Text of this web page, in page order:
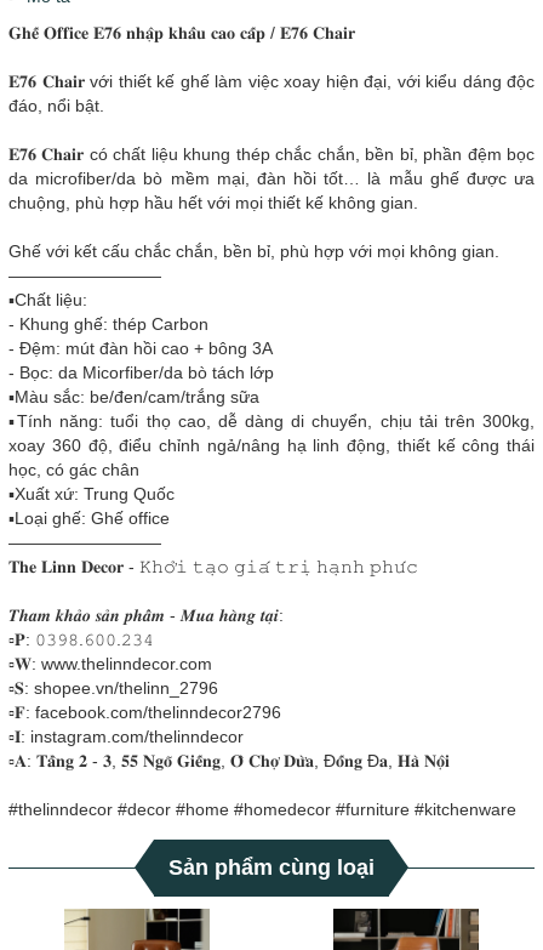
𝐆𝐡𝐞̂́ 𝐎𝐟𝐟𝐢𝐜𝐞 𝐄𝟕𝟔 𝐧𝐡𝐚̣̂𝐩 𝐤𝐡𝐚̂̉𝐮 𝐜𝐚𝐨 𝐜𝐚̂́𝐩 / 𝐄𝟕𝟔 𝐂𝐡𝐚𝐢𝐫
𝐄𝟕𝟔 𝐂𝐡𝐚𝐢𝐫 với thiết kế ghế làm việc xoay hiện đại, với kiểu dáng độc
đáo, nổi bật.
𝐄𝟕𝟔 𝐂𝐡𝐚𝐢𝐫 có chất liệu khung thép chắc chắn, bền bỉ, phần đệm bọc
da microfiber/da bò mềm mại, đàn hồi tốt… là mẫu ghế được ưa
chuộng, phù hợp hầu hết với mọi thiết kế không gian.
Ghế với kết cấu chắc chắn, bền bỉ, phù hợp với mọi không gian.
—————————
▪️Chất liệu:
- Khung ghế: thép Carbon
- Đệm: mút đàn hồi cao + bông 3A
- Bọc: da Micorfiber/da bò tách lớp
▪️Màu sắc: be/đen/cam/trắng sữa
▪️Tính năng: tuổi thọ cao, dễ dàng di chuyển, chịu tải trên 300kg,
xoay 360 độ, điểu chỉnh ngả/nâng hạ linh động, thiết kế công thái
học, có gác chân
▪️Xuất xứ: Trung Quốc
▪️Loại ghế: Ghế office
—————————
𝐓𝐡𝐞 𝐋𝐢𝐧𝐧 𝐃𝐞𝐜𝐨𝐫 - 𝙺𝚑𝚘̛̉𝚒 𝚝𝚊̣𝚘 𝚐𝚒𝚊́ 𝚝𝚛𝚒̣ 𝚑𝚊̣𝚗𝚑 𝚙𝚑𝚞́𝚌
𝑻𝒉𝒂𝒎 𝒌𝒉𝒂̉𝒐 𝒔𝒂̉𝒏 𝒑𝒉𝒂̂̉𝒎 - 𝑴𝒖𝒂 𝒉𝒂̀𝒏𝒈 𝒕𝒂̣𝒊:
▫𝐏: 𝟶𝟹𝟿𝟾.𝟼𝟶𝟶.𝟸𝟹𝟺
▫𝐖: www.thelinndecor.com
▫𝐒: shopee.vn/thelinn_2796
▫𝐅: facebook.com/thelinndecor2796
▫𝐈: instagram.com/thelinndecor
▫️𝐀: 𝐓𝐚̂̀𝐧𝐠 𝟐 - 𝟑, 𝟓𝟓 𝐍𝐠𝐨̃ 𝐆𝐢𝐞̂́𝐧𝐠, 𝐎̂ 𝐂𝐡𝐨̛̣ 𝐃𝐮̛̀𝐚, Đ𝐨̂́𝐧𝐠 Đ𝐚, 𝐇𝐚̀ 𝐍𝐨̣̂𝐢
#thelinndecor #decor #home #homedecor #furniture #kitchenware
Sản phẩm cùng loại